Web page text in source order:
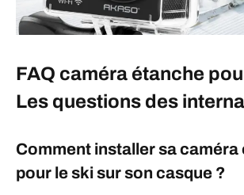
FAQ caméra étanche
Les questions des
Comment installer sa caméra
pour le ski sur son casque ?